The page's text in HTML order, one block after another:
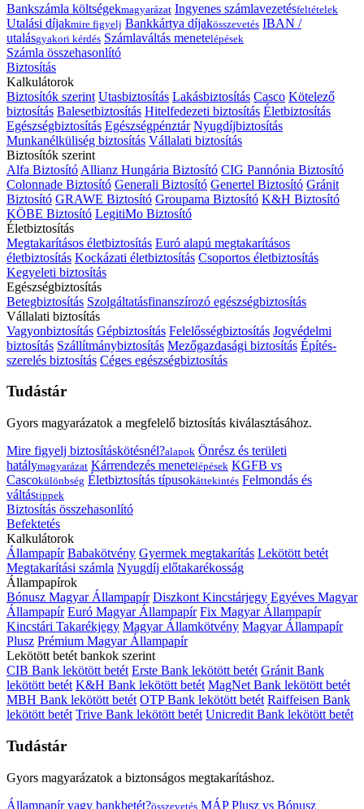
Bankszámla költségekmagyarázat Ingyenes számlavezetésfeltételek
Utalási díjakmire figyelj Bankkártya díjakösszevetés IBAN /
utalásgyakori kérdés Számlaváltás menetelépések
Számla összehasonlító
Biztosítás
Kalkulátorok
Biztosítók szerint Utasbiztosítás Lakásbiztosítás Casco Kötelező
biztosítás Balesetbiztosítás Hitelfedezeti biztosítás Életbiztosítás
Egészségbiztosítás Egészségpénztár Nyugdíjbiztosítás
Munkanélküliség biztosítás Vállalati biztosítás
Biztosítók szerint
Alfa Biztosító Allianz Hungária Biztosító CIG Pannónia Biztosító
Colonnade Biztosító Generali Biztosító Genertel Biztosító Gránit
Biztosító GRAWE Biztosító Groupama Biztosító K&H Biztosító
KÖBE Biztosító LegitiMo Biztosító
Életbiztosítás
Megtakarításos életbiztosítás Euró alapú megtakarításos
életbiztosítás Kockázati életbiztosítás Csoportos életbiztosítás
Kegyeleti biztosítás
Egészségbiztosítás
Betegbiztosítás Szolgáltatásfinanszírozó egészségbiztosítás
Vállalati biztosítás
Vagyonbiztosítás Gépbiztosítás Felelősségbiztosítás Jogvédelmi
biztosítás Szállítmánybiztosítás Mezőgazdasági biztosítás Építés-
szerelés biztosítás Céges egészségbiztosítás
Tudástár
Gyors magyarázatok a megfelelő biztosítás kiválasztásához.
Mire figyelj biztosításkötésnél?alapok Önrész és területi
hatálymagyarázat Kárrendezés menetelépések KGFB vs
Cascokülönbség Életbiztosítás típusokáttekintés Felmondás és
váltástippek
Biztosítás összehasonlító
Befektetés
Kalkulátorok
Állampapír Babakötvény Gyermek megtakarítás Lekötött betét
Megtakarítási számla Nyugdíj előtakarékosság
Állampapírok
Bónusz Magyar Állampapír Diszkont Kincstárjegy Egyéves Magyar
Állampapír Euró Magyar Állampapír Fix Magyar Állampapír
Kincstári Takarékjegy Magyar Államkötvény Magyar Állampapír
Plusz Prémium Magyar Állampapír
Lekötött betét bankok szerint
CIB Bank lekötött betét Erste Bank lekötött betét Gránit Bank
lekötött betét K&H Bank lekötött betét MagNet Bank lekötött betét
MBH Bank lekötött betét OTP Bank lekötött betét Raiffeisen Bank
lekötött betét Trive Bank lekötött betét Unicredit Bank lekötött betét
Tudástár
Gyors magyarázatok a biztonságos megtakarításhoz.
Állampapír vagy bankbetét?összevetés MÁP Plusz vs Bónusz